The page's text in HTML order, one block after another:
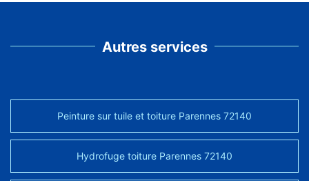
Autres services
Peinture sur tuile et toiture Parennes 72140
Hydrofuge toiture Parennes 72140